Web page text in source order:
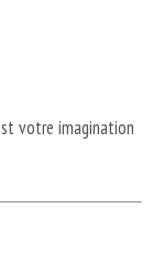
votre imagination